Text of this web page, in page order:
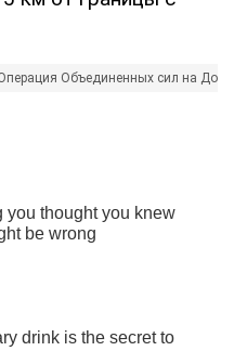
Объединенных сил на